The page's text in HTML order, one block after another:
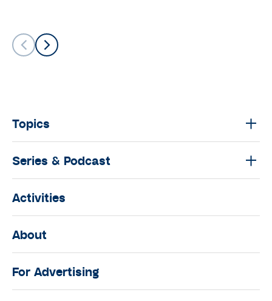
Topics
Series & Podcast
Activities
About
For Advertising